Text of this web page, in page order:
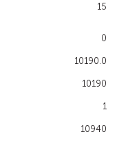
15
0
10190.0
10190
1
10940